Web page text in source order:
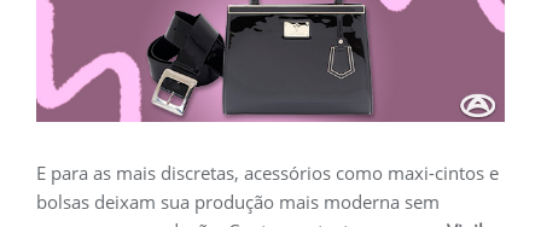
E para as mais discretas, acessórios como maxi-cintos e
bolsas deixam sua produção mais moderna sem